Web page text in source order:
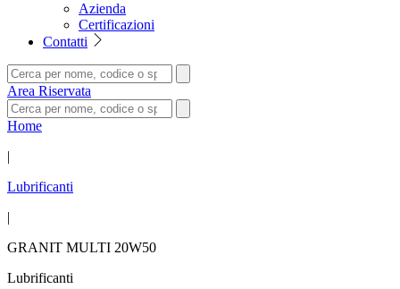
Azienda
Certificazioni
Contatti
Area Riservata
Home
|
Lubrificanti
|
GRANIT MULTI 20W50
Lubrificanti